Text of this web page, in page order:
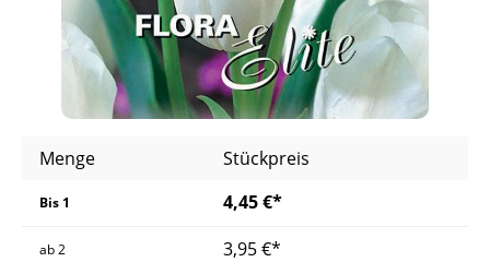
Menge Stückpreis
Bis 1 4,45 €*
ab2 3,95 €*